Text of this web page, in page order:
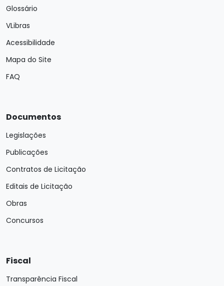
Glossário
VLibras
Acessibilidade
Mapa do Site
FAQ
Documentos
Legislações
Publicações
Contratos de Licitação
Editais de Licitação
Obras
Concursos
Fiscal
Transparência Fiscal